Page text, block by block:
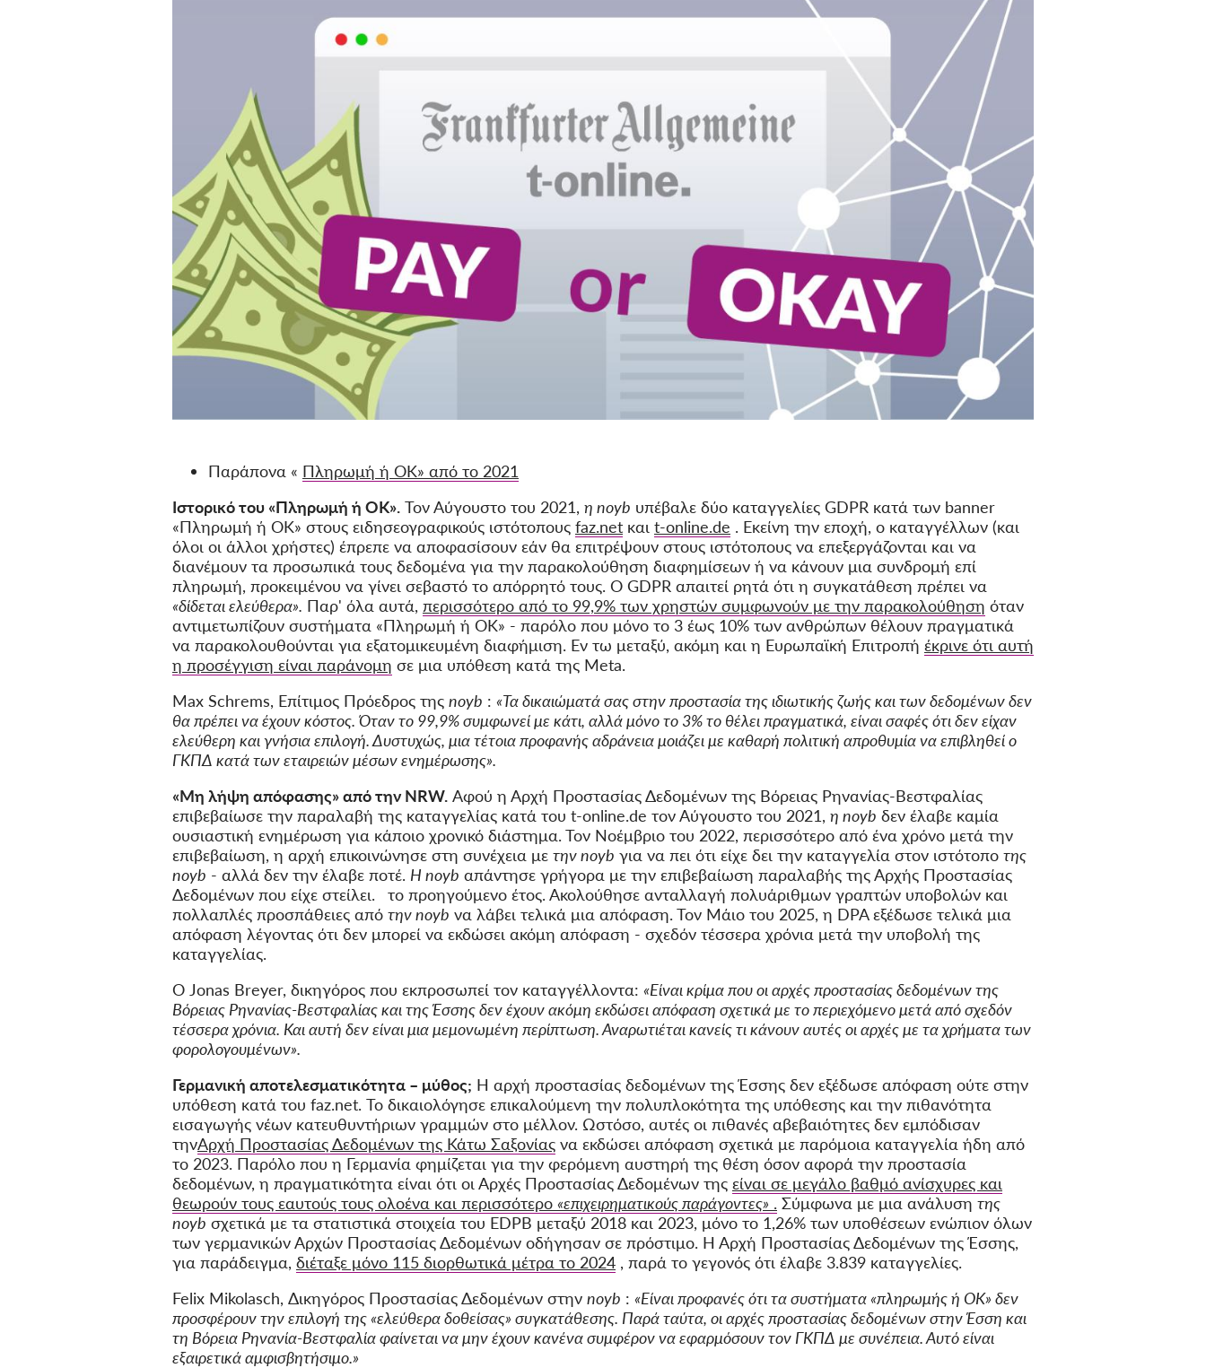
Παράπονα « Πληρωμή ή ΟΚ» από το 2021
Ιστορικό του «Πληρωμή ή OK». Τον Αύγουστο του 2021, η noyb υπέβαλε δύο καταγγελίες GDPR κατά των banner
«Πληρωμή ή OK» στους ειδησεογραφικούς ιστότοπους faz.net και t-online.de . Εκείνη την εποχή, ο καταγγέλλων (και
όλοι οι άλλοι χρήστες) έπρεπε να αποφασίσουν εάν θα επιτρέψουν στους ιστότοπους να επεξεργάζονται και να
διανέμουν τα προσωπικά τους δεδομένα για την παρακολούθηση διαφημίσεων ή να κάνουν μια συνδρομή επί
πληρωμή, προκειμένου να γίνει σεβαστό το απόρρητό τους. Ο GDPR απαιτεί ρητά ότι η συγκατάθεση πρέπει να
«δίδεται ελεύθερα». Παρ' όλα αυτά, περισσότερο από το 99,9% των χρηστών συμφωνούν με την παρακολούθηση όταν
αντιμετωπίζουν συστήματα «Πληρωμή ή OK» - παρόλο που μόνο το 3 έως 10% των ανθρώπων θέλουν πραγματικά
να παρακολουθούνται για εξατομικευμένη διαφήμιση. Εν τω μεταξύ, ακόμη και η Ευρωπαϊκή Επιτροπή έκρινε ότι αυτή
η προσέγγιση είναι παράνομη σε μια υπόθεση κατά της Meta.
Max Schrems, Επίτιμος Πρόεδρος της noyb : «Τα δικαιώματά σας στην προστασία της ιδιωτικής ζωής και των δεδομένων δεν
θα πρέπει να έχουν κόστος. Όταν το 99,9% συμφωνεί με κάτι, αλλά μόνο το 3% το θέλει πραγματικά, είναι σαφές ότι δεν είχαν
ελεύθερη και γνήσια επιλογή. Δυστυχώς, μια τέτοια προφανής αδράνεια μοιάζει με καθαρή πολιτική απροθυμία να επιβληθεί ο
ΓΚΠΔ κατά των εταιρειών μέσων ενημέρωσης».
«Μη λήψη απόφασης» από την NRW. Αφού η Αρχή Προστασίας Δεδομένων της Βόρειας Ρηνανίας-Βεστφαλίας
επιβεβαίωσε την παραλαβή της καταγγελίας κατά του t-online.de τον Αύγουστο του 2021, η noyb δεν έλαβε καμία
ουσιαστική ενημέρωση για κάποιο χρονικό διάστημα. Τον Νοέμβριο του 2022, περισσότερο από ένα χρόνο μετά την
επιβεβαίωση, η αρχή επικοινώνησε στη συνέχεια με την noyb για να πει ότι είχε δει την καταγγελία στον ιστότοπο της
noyb - αλλά δεν την έλαβε ποτέ. Η noyb απάντησε γρήγορα με την επιβεβαίωση παραλαβής της Αρχής Προστασίας
Δεδομένων που είχε στείλει.
το προηγούμενο έτος. Ακολούθησε ανταλλαγή πολυάριθμων γραπτών υποβολών και
πολλαπλές προσπάθειες από την noyb να λάβει τελικά μια απόφαση. Τον Μάιο του 2025, η DPA εξέδωσε τελικά μια
απόφαση λέγοντας ότι δεν μπορεί να εκδώσει ακόμη απόφαση - σχεδόν τέσσερα χρόνια μετά την υποβολή της
καταγγελίας.
Ο Jonas Breyer, δικηγόρος που εκπροσωπεί τον καταγγέλλοντα: «Είναι κρίμα που οι αρχές προστασίας δεδομένων της
Βόρειας Ρηνανίας-Βεστφαλίας και της Έσσης δεν έχουν ακόμη εκδώσει απόφαση σχετικά με το περιεχόμενο μετά από σχεδόν
τέσσερα χρόνια. Και αυτή δεν είναι μια μεμονωμένη περίπτωση. Αναρωτιέται κανείς τι κάνουν αυτές οι αρχές με τα χρήματα των
φορολογουμένων».
Γερμανική αποτελεσματικότητα – μύθος; Η αρχή προστασίας δεδομένων της Έσσης δεν εξέδωσε απόφαση ούτε στην
υπόθεση κατά του faz.net. Το δικαιολόγησε επικαλούμενη την πολυπλοκότητα της υπόθεσης και την πιθανότητα
εισαγωγής νέων κατευθυντήριων γραμμών στο μέλλον. Ωστόσο, αυτές οι πιθανές αβεβαιότητες δεν εμπόδισαν
τηνΑρχή Προστασίας Δεδομένων της Κάτω Σαξονίας να εκδώσει απόφαση σχετικά με παρόμοια καταγγελία ήδη από
το 2023. Παρόλο που η Γερμανία φημίζεται για την φερόμενη αυστηρή της θέση όσον αφορά την προστασία
δεδομένων, η πραγματικότητα είναι ότι οι Αρχές Προστασίας Δεδομένων της είναι σε μεγάλο βαθμό ανίσχυρες και
θεωρούν τους εαυτούς τους ολοένα και περισσότερο «επιχειρηματικούς παράγοντες» . Σύμφωνα με μια ανάλυση της
noyb σχετικά με τα στατιστικά στοιχεία του EDPB μεταξύ 2018 και 2023, μόνο το 1,26% των υποθέσεων ενώπιον όλων
των γερμανικών Αρχών Προστασίας Δεδομένων οδήγησαν σε πρόστιμο. Η Αρχή Προστασίας Δεδομένων της Έσσης,
για παράδειγμα, διέταξε μόνο 115 διορθωτικά μέτρα το 2024 , παρά το γεγονός ότι έλαβε 3.839 καταγγελίες.
Felix Mikolasch, Δικηγόρος Προστασίας Δεδομένων στην noyb : «Είναι προφανές ότι τα συστήματα «πληρωμής ή OK» δεν
προσφέρουν την επιλογή της «ελεύθερα δοθείσας» συγκατάθεσης. Παρά ταύτα, οι αρχές προστασίας δεδομένων στην Έσση και
τη Βόρεια Ρηνανία-Βεστφαλία φαίνεται να μην έχουν κανένα συμφέρον να εφαρμόσουν τον ΓΚΠΔ με συνέπεια. Αυτό είναι
εξαιρετικά αμφισβητήσιμο.»